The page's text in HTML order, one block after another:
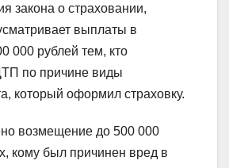
закона о страховании,
выплаты в
000 рублей тем, кто
по причине виды
который оформил страховку.
возмещение до 500 000
кому был причинен вред в